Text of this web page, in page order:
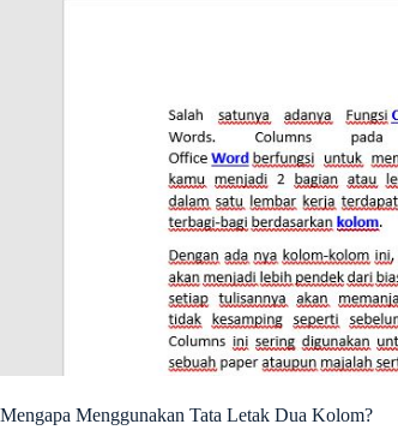
Mengapa Menggunakan Tata Letak Dua Kolom?